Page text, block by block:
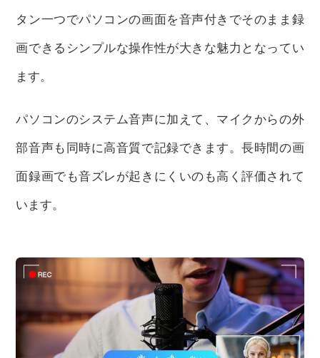
タン一つでパソコンの画面を音声付きでそのまま録
画できるシンプルな操作性が大きな魅力となってい
ます。
パソコンのシステム音声に加えて、マイクからの外
部音声も同時に高音質で記録できます。長時間の画
面録画でも音ズレが起きにくいのも高く評価されて
います。